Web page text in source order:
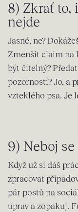
8) Zkrať to,
nejde
Jasné, ne?
Zmenšit claim na
být čitelný?
pozornosti? Jo, a
vzteklého psa. Je
9) Neboj
Když už si dáš
zpracovat
pár postů na
uprav a zopakuj.